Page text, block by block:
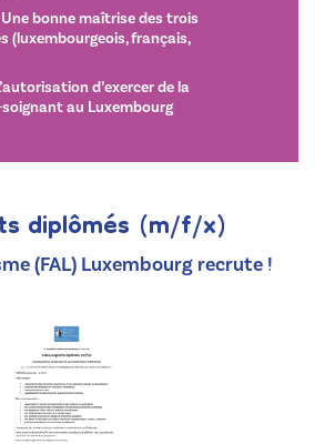
bonne maîtrise des trois
(luxembourgeois, français,
d’exercer de la
au Luxembourg
diplômés (m/f/x)
(FAL) Luxembourg recrute !